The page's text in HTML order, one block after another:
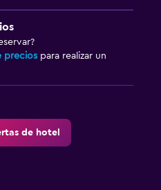
precios para realizar un
de hotel